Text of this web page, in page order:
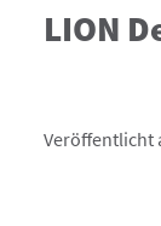
LION
Veröffentlicht